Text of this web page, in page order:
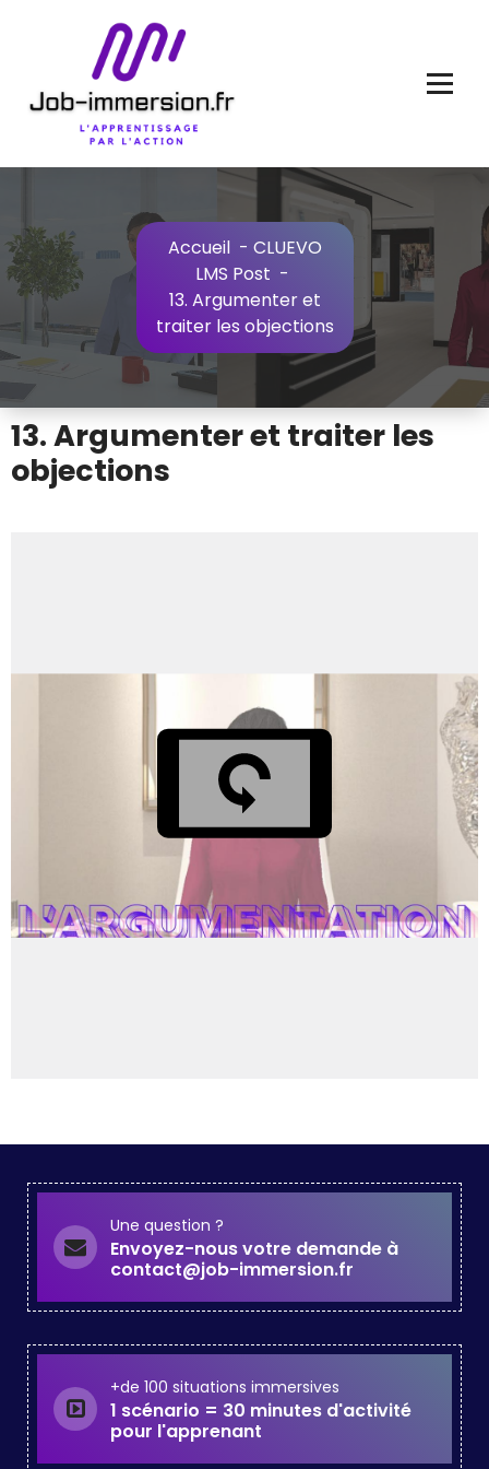
Accueil- CLUEVO
LMS Post -
13. Argumenter et
traiter les objections
13. Argumenter et traiter les
objections
Une question ?
Envoyez-nous votre demande à
contact@job-immersion.fr
+de 100 situations immersives
1 scénario = 30 minutes d'activité
pour l'apprenant